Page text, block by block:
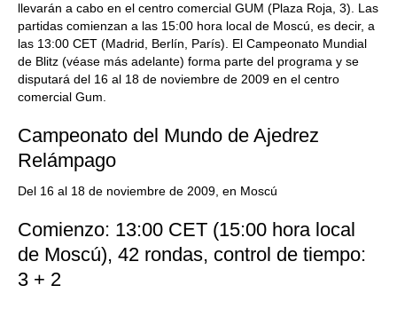
llevarán a cabo en el centro comercial GUM (Plaza Roja, 3). Las
partidas comienzan a las 15:00 hora local de Moscú, es decir, a
las 13:00 CET (Madrid, Berlín, París). El Campeonato Mundial
de Blitz (véase más adelante) forma parte del programa y se
disputará del 16 al 18 de noviembre de 2009 en el centro
comercial Gum.
Campeonato del Mundo de Ajedrez
Relámpago
Del 16 al 18 de noviembre de 2009, en Moscú
Comienzo: 13:00 CET (15:00 hora local
de Moscú), 42 rondas, control de tiempo:
3 + 2